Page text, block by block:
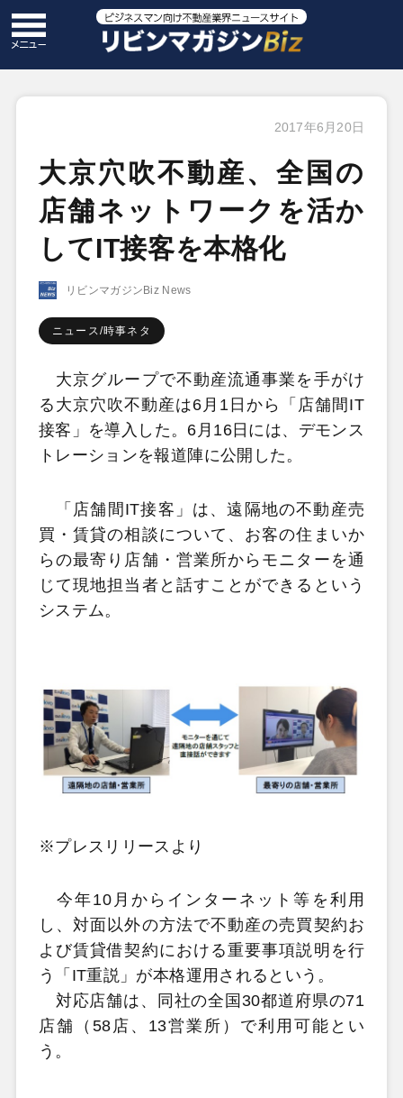
2017年6月20日
大京穴吹不動産、全国の
店舗ネットワークを活か
してIT接客を本格化
リビンマガジンBiz News
ニュース/時事ネタ
大京グループで不動産流通事業を手がけ
る大京穴吹不動産は6月1日から「店舗間IT
接客」を導入した。6月16日には、デモンス
トレーションを報道陣に公開した。
「店舗間IT接客」は、遠隔地の不動産売
買・賃貸の相談について、お客の住まいか
らの最寄り店舗・営業所からモニターを通
じて現地担当者と話すことができるという
システム。
※プレスリリースより
今年10月からインターネット等を利用
し、対面以外の方法で不動産の売買契約お
よび賃貸借契約における重要事項説明を行
う「IT重説」が本格運用されるという。
対応店舗は、同社の全国30都道府県の71
店舗（58店、13営業所）で利用可能とい
う。